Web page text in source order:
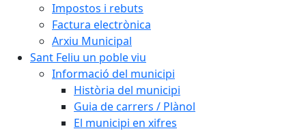
Impostos i rebuts
Factura electrònica
Arxiu Municipal
Sant Feliu un poble viu
Informació del municipi
Història del municipi
Guia de carrers / Plànol
El municipi en xifres